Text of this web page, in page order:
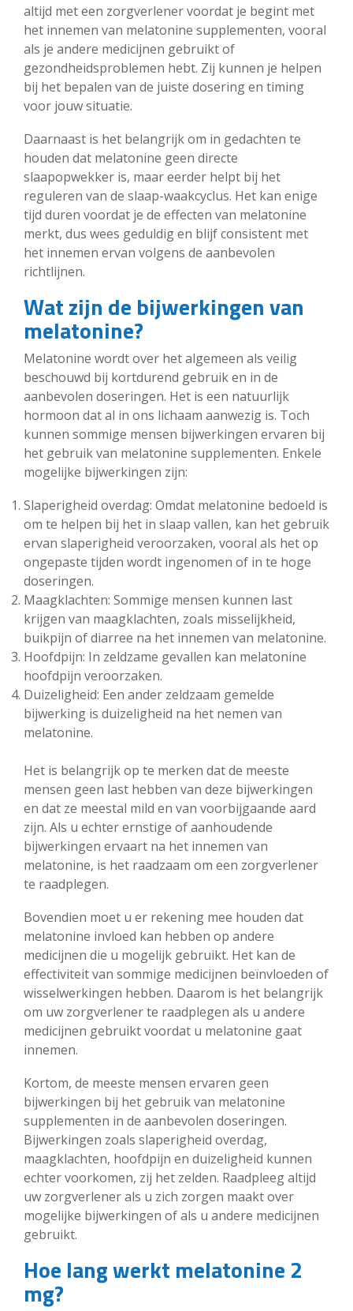
altijd met een zorgverlener voordat je begint met
het innemen van melatonine supplementen, vooral
als je andere medicijnen gebruikt of
gezondheidsproblemen hebt. Zij kunnen je helpen
bij het bepalen van de juiste dosering en timing
voor jouw situatie.
Daarnaast is het belangrijk om in gedachten te
houden dat melatonine geen directe
slaapopwekker is, maar eerder helpt bij het
reguleren van de slaap-waakcyclus. Het kan enige
tijd duren voordat je de effecten van melatonine
merkt, dus wees geduldig en blijf consistent met
het innemen ervan volgens de aanbevolen
richtlijnen.
Wat zijn de bijwerkingen van
melatonine?
Melatonine wordt over het algemeen als veilig
beschouwd bij kortdurend gebruik en in de
aanbevolen doseringen. Het is een natuurlijk
hormoon dat al in ons lichaam aanwezig is. Toch
kunnen sommige mensen bijwerkingen ervaren bij
het gebruik van melatonine supplementen. Enkele
mogelijke bijwerkingen zijn:
Slaperigheid overdag: Omdat melatonine bedoeld is
om te helpen bij het in slaap vallen, kan het gebruik
ervan slaperigheid veroorzaken, vooral als het op
ongepaste tijden wordt ingenomen of in te hoge
doseringen.
Maagklachten: Sommige mensen kunnen last
krijgen van maagklachten, zoals misselijkheid,
buikpijn of diarree na het innemen van melatonine.
Hoofdpijn: In zeldzame gevallen kan melatonine
hoofdpijn veroorzaken.
Duizeligheid: Een ander zeldzaam gemelde
bijwerking is duizeligheid na het nemen van
melatonine.
Het is belangrijk op te merken dat de meeste
mensen geen last hebben van deze bijwerkingen
en dat ze meestal mild en van voorbijgaande aard
zijn. Als u echter ernstige of aanhoudende
bijwerkingen ervaart na het innemen van
melatonine, is het raadzaam om een ​​zorgverlener
te raadplegen.
Bovendien moet u er rekening mee houden dat
melatonine invloed kan hebben op andere
medicijnen die u mogelijk gebruikt. Het kan de
effectiviteit van sommige medicijnen beïnvloeden of
wisselwerkingen hebben. Daarom is het belangrijk
om uw zorgverlener te raadplegen als u andere
medicijnen gebruikt voordat u melatonine gaat
innemen.
Kortom, de meeste mensen ervaren geen
bijwerkingen bij het gebruik van melatonine
supplementen in de aanbevolen doseringen.
Bijwerkingen zoals slaperigheid overdag,
maagklachten, hoofdpijn en duizeligheid kunnen
echter voorkomen, zij het zelden. Raadpleeg altijd
uw zorgverlener als u zich zorgen maakt over
mogelijke bijwerkingen of als u andere medicijnen
gebruikt.
Hoe lang werkt melatonine 2
mg?